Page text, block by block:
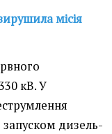
місія
кВ. У
дизель-